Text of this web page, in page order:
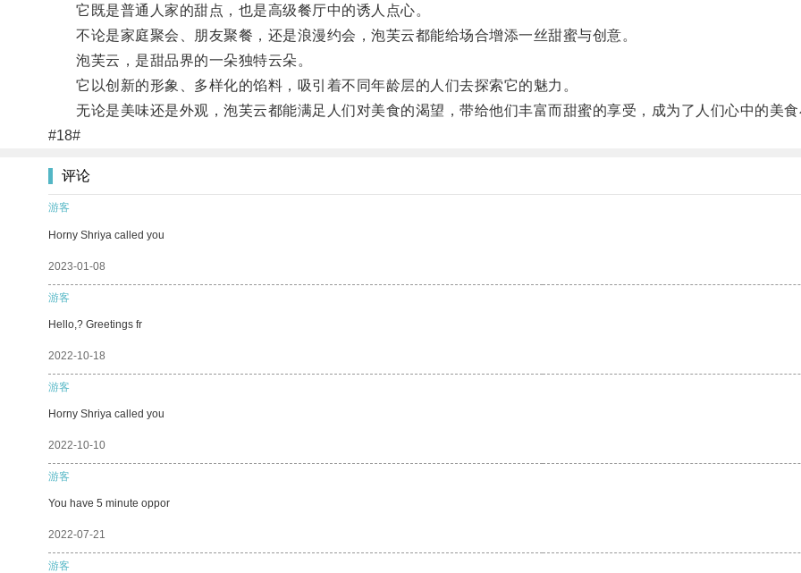
它既是普通人家的甜点，也是高级餐厅中的诱人点心。
不论是家庭聚会、朋友聚餐，还是浪漫约会，泡芙云都能给场合增添一丝甜蜜与创意。
泡芙云，是甜品界的一朵独特云朵。
它以创新的形象、多样化的馅料，吸引着不同年龄层的人们去探索它的魅力。
无论是美味还是外观，泡芙云都能满足人们对美食的渴望，带给他们丰富而甜蜜的享受，成为了人们心中的美
#18#
评论
游客
Horny Shriya called you
2023-01-08
游客
Hello,? Greetings fr
2022-10-18
游客
Horny Shriya called you
2022-10-10
游客
You have 5 minute oppor
2022-07-21
游客